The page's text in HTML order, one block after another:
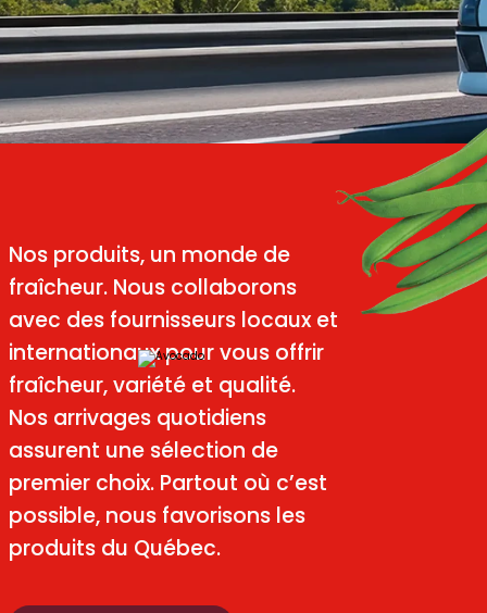
Nos produits, un monde de
fraîcheur. Nous collaborons
avec des fournisseurs locaux et
internationaux pour vous offrir
fraîcheur, variété et qualité.
Nos arrivages quotidiens
assurent une sélection de
premier choix. Partout où c’est
possible, nous favorisons les
produits du Québec.
Nos produits, un monde de
fraîcheur. Nous collaborons
avec des fournisseurs locaux et
internationaux pour vous offrir
fraîcheur, variété et qualité.
Nos arrivages quotidiens
assurent une sélection de
premier choix. Partout où c’est
possible, nous favorisons les
produits du Québec.